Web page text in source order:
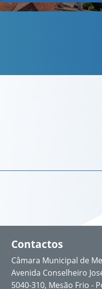
Contactos
Câmara Municipal de
Avenida Conselheiro
5040-310, Mesão Frio -